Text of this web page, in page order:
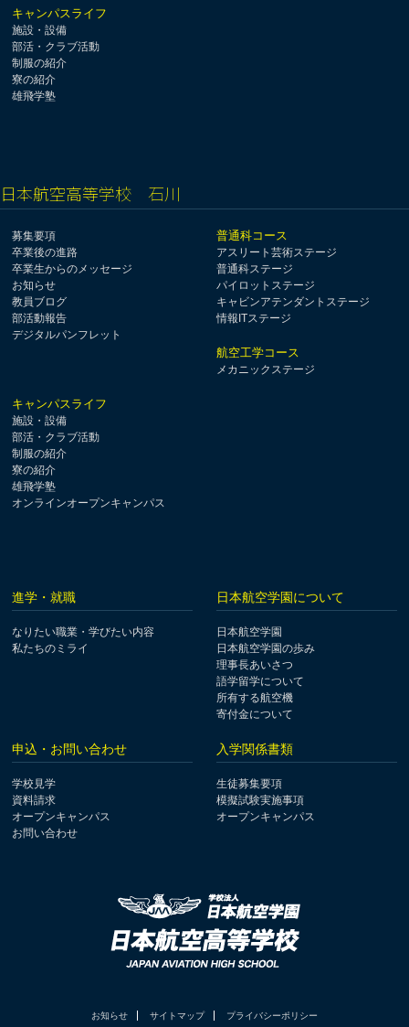
キャンパスライフ
施設・設備
部活・クラブ活動
制服の紹介
寮の紹介
雄飛学塾
日本航空高等学校 石川
募集要項
卒業後の進路
卒業生からのメッセージ
お知らせ
教員ブログ
部活動報告
デジタルパンフレット
普通科コース
アスリート芸術ステージ
普通科ステージ
パイロットステージ
キャビンアテンダントステージ
情報ITステージ
航空工学コース
メカニックステージ
キャンパスライフ
施設・設備
部活・クラブ活動
制服の紹介
寮の紹介
雄飛学塾
オンラインオープンキャンパス
進学・就職
なりたい職業・学びたい内容
私たちのミライ
日本航空学園について
日本航空学園
日本航空学園の歩み
理事長あいさつ
語学留学について
所有する航空機
寄付金について
申込・お問い合わせ
学校見学
資料請求
オープンキャンパス
お問い合わせ
入学関係書類
生徒募集要項
模擬試験実施事項
オープンキャンパス
お知らせ サイトマップ プライバシーポリシー